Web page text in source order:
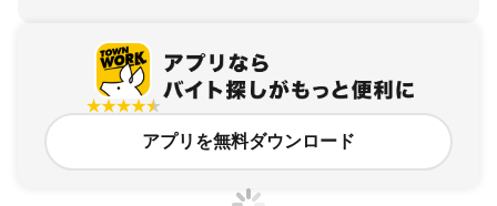
アプリを無料ダウンロード